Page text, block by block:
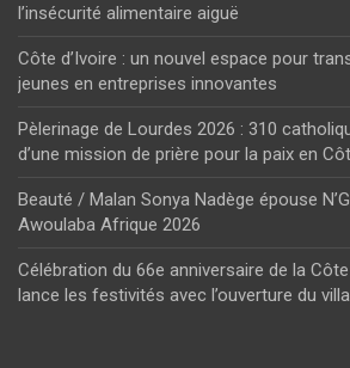
l’insécurité alimentaire aiguë
Côte d’Ivoire : un nouvel espace pour
jeunes en entreprises innovantes
Pèlerinage de Lourdes 2026 : 310
d’une mission de prière pour la paix en
Beauté / Malan Sonya Nadège épouse
Awoulaba Afrique 2026
Célébration du 66e anniversaire de la
lance les festivités avec l’ouverture du